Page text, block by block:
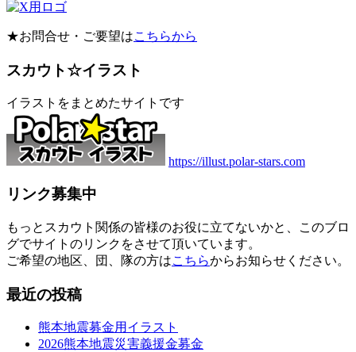
★お問合せ・ご要望はこちらから
スカウト☆イラスト
イラストをまとめたサイトです
https://illust.polar-stars.com
リンク募集中
もっとスカウト関係の皆様のお役に立てないかと、このブロ
グでサイトのリンクをさせて頂いています。
ご希望の地区、団、隊の方はこちらからお知らせください。
最近の投稿
熊本地震募金用イラスト
2026熊本地震災害義援金募金